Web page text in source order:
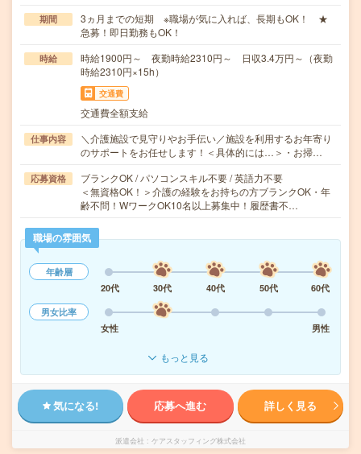
期間
3ヵ月までの短期 ※職場が気に入れば、長期もOK！ ★
急募！即日勤務もOK！
時給
時給1900円～ 夜勤時給2310円～ 日収3.4万円～（夜勤
時給2310円×15h）
交通費
交通費全額支給
仕事内容
＼介護施設で見守りやお手伝い／施設を利用するお年寄り
のサポートをお任せします！＜具体的には…＞・お掃…
応募資格
ブランクOK / パソコンスキル不要 / 英語力不要
＜無資格OK！＞介護の経験をお持ちの方ブランクOK・年
齢不問！WワークOK10名以上募集中！履歴書不…
職場の雰囲気
年齢層
20代
30代 40代 50代
60代
男女比率
女性
男性
もっと見る
気になる! 応募へ進む 詳しく見る
派遣会社 ケアスタッフィング株式会社